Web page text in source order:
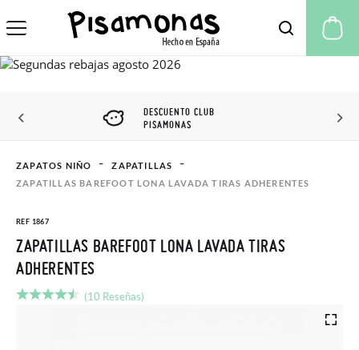
DESCUENTO CLUB
PISAMONAS
ZAPATOS NIÑO
ZAPATILLAS
ZAPATILLAS BAREFOOT LONA LAVADA TIRAS ADHERENTES
REF 1867
ZAPATILLAS BAREFOOT LONA LAVADA TIRAS
ADHERENTES
(10 Reseñas)